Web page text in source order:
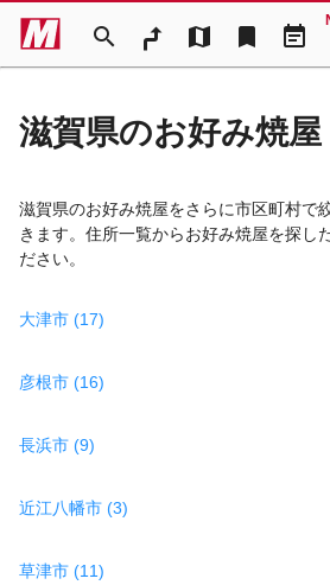
search map bookmark event_note
滋賀県のお好み焼屋
滋賀県のお好み焼屋をさらに市区町村で
きます。住所一覧からお好み焼屋を探し
ださい。
大津市 (17)
彦根市 (16)
長浜市 (9)
近江八幡市 (3)
草津市 (11)